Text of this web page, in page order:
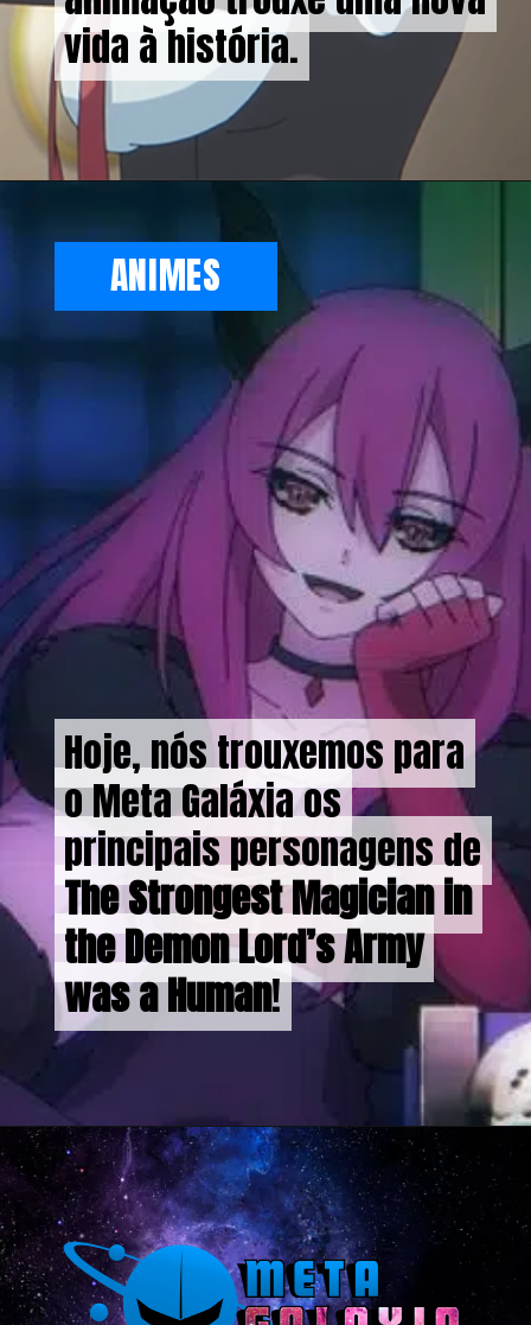
vida à história.
vida à história.
Hoje, nós trouxemos para
o Meta Galáxia os
principais personagens de
The Strongest Magician in
the Demon Lord’s Army
was a Human!
Hoje, nós trouxemos para
o Meta Galáxia os
principais personagens de
The Strongest Magician in
the Demon Lord’s Army
was a Human!
ANIMES
Opening